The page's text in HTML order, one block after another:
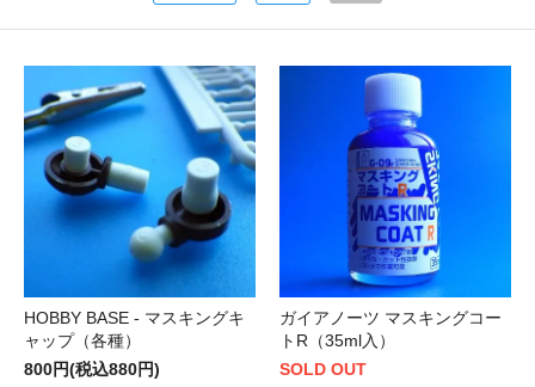
HOBBY BASE - マスキングキ
ャップ（各種）
800円(税込880円)
ガイアノーツ マスキングコー
トR（35ml入）
SOLD OUT